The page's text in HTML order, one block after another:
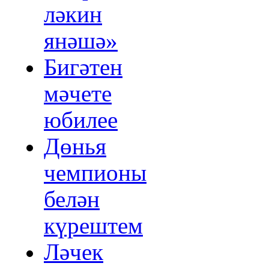
ләкин
янәшә»
Бигәтен
мәчете
юбилее
Дөнья
чемпионы
белән
күрештем
Ләчек